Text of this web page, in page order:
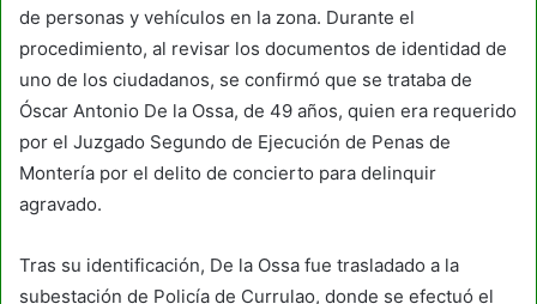
de personas y vehículos en la zona. Durante el
procedimiento, al revisar los documentos de identidad de
uno de los ciudadanos, se confirmó que se trataba de
Óscar Antonio De la Ossa, de 49 años, quien era requerido
por el Juzgado Segundo de Ejecución de Penas de
Montería por el delito de concierto para delinquir
agravado.
Tras su identificación, De la Ossa fue trasladado a la
subestación de Policía de Currulao, donde se efectuó el